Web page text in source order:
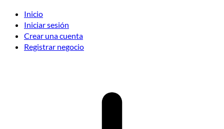
Inicio
Iniciar sesión
Crear una cuenta
Registrar negocio